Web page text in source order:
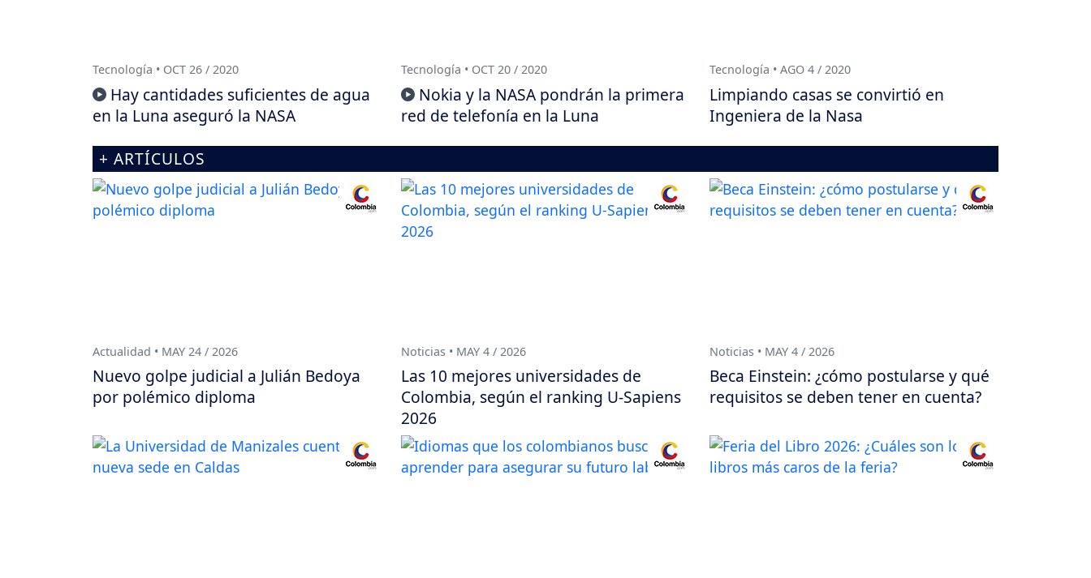
Tecnología • OCT 26 / 2020
Hay cantidades suficientes de agua
en la Luna aseguró la NASA
Tecnología • OCT 20 / 2020
Nokia y la NASA pondrán la primera
red de telefonía en la Luna
Tecnología • AGO 4 / 2020
Limpiando casas se convirtió en
Ingeniera de la Nasa
+ ARTÍCULOS
Actualidad • MAY 24 / 2026
Nuevo golpe judicial a Julián Bedoya
por polémico diploma
Noticias • MAY 4 / 2026
Las 10 mejores universidades de
Colombia, según el ranking U-Sapiens
2026
Noticias • MAY 4 / 2026
Beca Einstein: ¿cómo postularse y qué
requisitos se deben tener en cuenta?